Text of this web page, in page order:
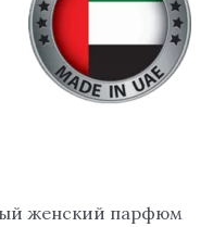
женский парфюм